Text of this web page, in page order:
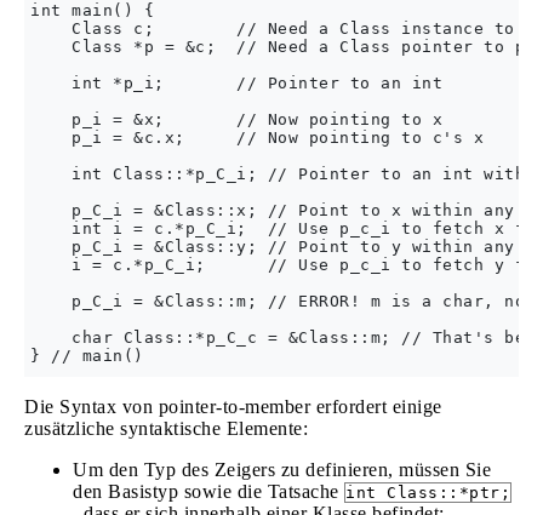
int main() {
Class c;        // Need a Class instance to
Class *p = &c;  // Need a Class pointer to
    int *p_i;       // Pointer to an int
    p_i = &x;       // Now pointing to x
    p_i = &c.x;     // Now pointing to c's x
int Class::*p_C_i; // Pointer to an int
p_C_i = &Class::x; // Point to x within any
int i = c.*p_C_i;  // Use p_c_i to fetch x
p_C_i = &Class::y; // Point to y within any
i = c.*p_C_i;      // Use p_c_i to fetch y
p_C_i = &Class::m; // ERROR! m is a char, not
char Class::*p_C_c = &Class::m; // That's
Die Syntax von pointer-to-member erfordert einige
zusätzliche syntaktische Elemente:
Um den Typ des Zeigers zu definieren, müssen Sie
den Basistyp sowie die Tatsache int Class::*ptr;